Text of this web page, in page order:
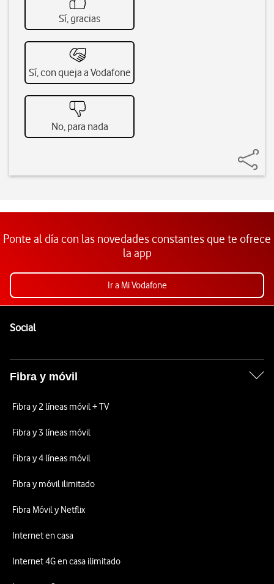
Sí, gracias
Sí, con queja a Vodafone
No, para nada
Ponte al día con las novedades constantes que te ofrece
la app
Ir a Mi Vodafone
SocialEnlaces a las redes sociales de Vodafone
Fibra y móvil
Fibra y 2 líneas móvil + TV
Fibra y 3 líneas móvil
Fibra y 4 líneas móvil
Fibra y móvil ilimitado
Fibra Móvil y Netflix
Internet en casa
Internet 4G en casa ilimitado